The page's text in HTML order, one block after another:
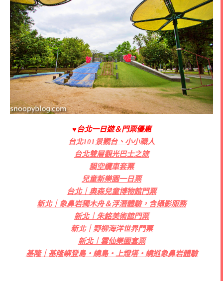
♥台北一日遊＆門票優惠
台北101景觀台、小小職人
台北雙層觀光巴士之旅
貓空纜車套票
兒童新樂園一日票
台北｜奧森兒童博物館門票
新北｜象鼻岩獨木舟＆浮潛體驗，含攝影服務
新北｜朱銘美術館門票
新北｜野柳海洋世界門票
新北｜雲仙樂園套票
基隆｜基隆嶼登島・繞島・上燈塔・繞巡象鼻岩體驗